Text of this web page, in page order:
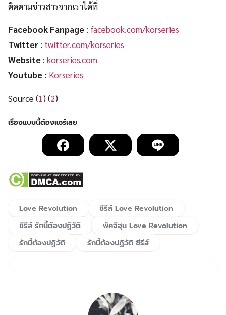
ติดตามข่าวสารจากเราได้ที่
Facebook Fanpage : facebook.com/korseries
Twitter : twitter.com/korseries
Website : korseries.com
Youtube : Korseries
Source (1) (2)
Love Revolution
ซีรีส์ Love Revolution
ซีรีส์ รักนี้ต้องปฏิวัติ
พัคจีฮุน Love Revolution
รักนี้ต้องปฏิวัติ
รักนี้ต้องปฏิวัติ ซีรีส์